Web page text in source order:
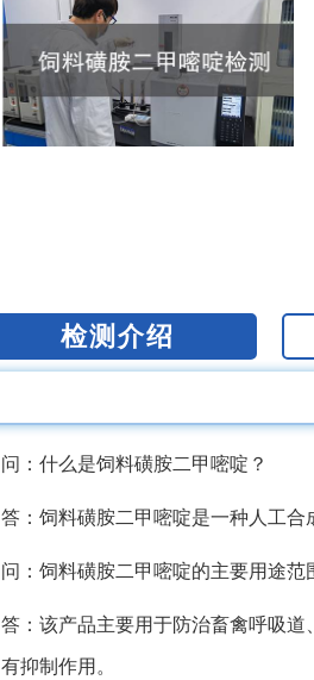
检测介绍
问：什么是饲料磺胺二甲嘧啶？
答：饲料磺胺二甲嘧啶是一种人工合
问：饲料磺胺二甲嘧啶的主要用途范
答：该产品主要用于防治畜禽呼吸
有抑制作用。